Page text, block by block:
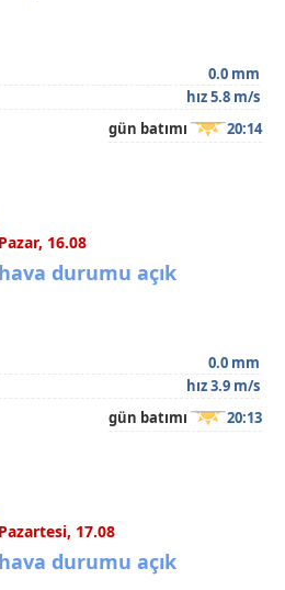
0.0 mm
hız 5.8 m/s
gün batımı 20:14
Pazar, 16.08
hava durumu açık
0.0 mm
hız 3.9 m/s
gün batımı 20:13
Pazartesi, 17.08
hava durumu açık